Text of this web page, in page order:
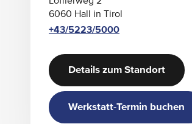
6060 Hall in Tirol
+43/5223/5000
Details zum Standort
Werkstatt-Termin buchen